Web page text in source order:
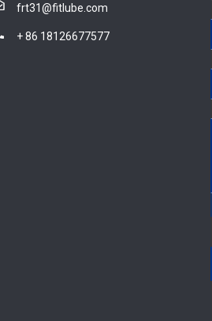
frt31@fitlube.com
+ 86 18126677577